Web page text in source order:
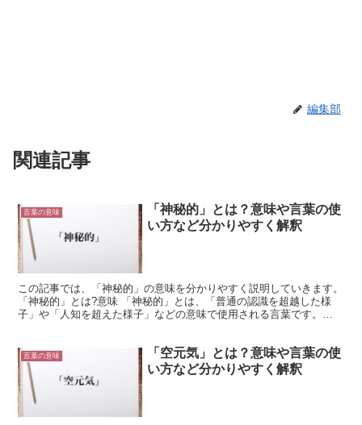
編集部
関連記事
言葉の意味
「神秘的」とは？意味や言葉の使
い方など分かりやすく解釈
この記事では、「神秘的」の意味を分かりやすく説明していきます。
「神秘的」とは?意味 「神秘的」とは、「普通の認識を超越した様
子」や「人知を超えた様子」などの意味で使用される言葉です。
言葉の意味
「空元気」とは？意味や言葉の使
い方など分かりやすく解釈